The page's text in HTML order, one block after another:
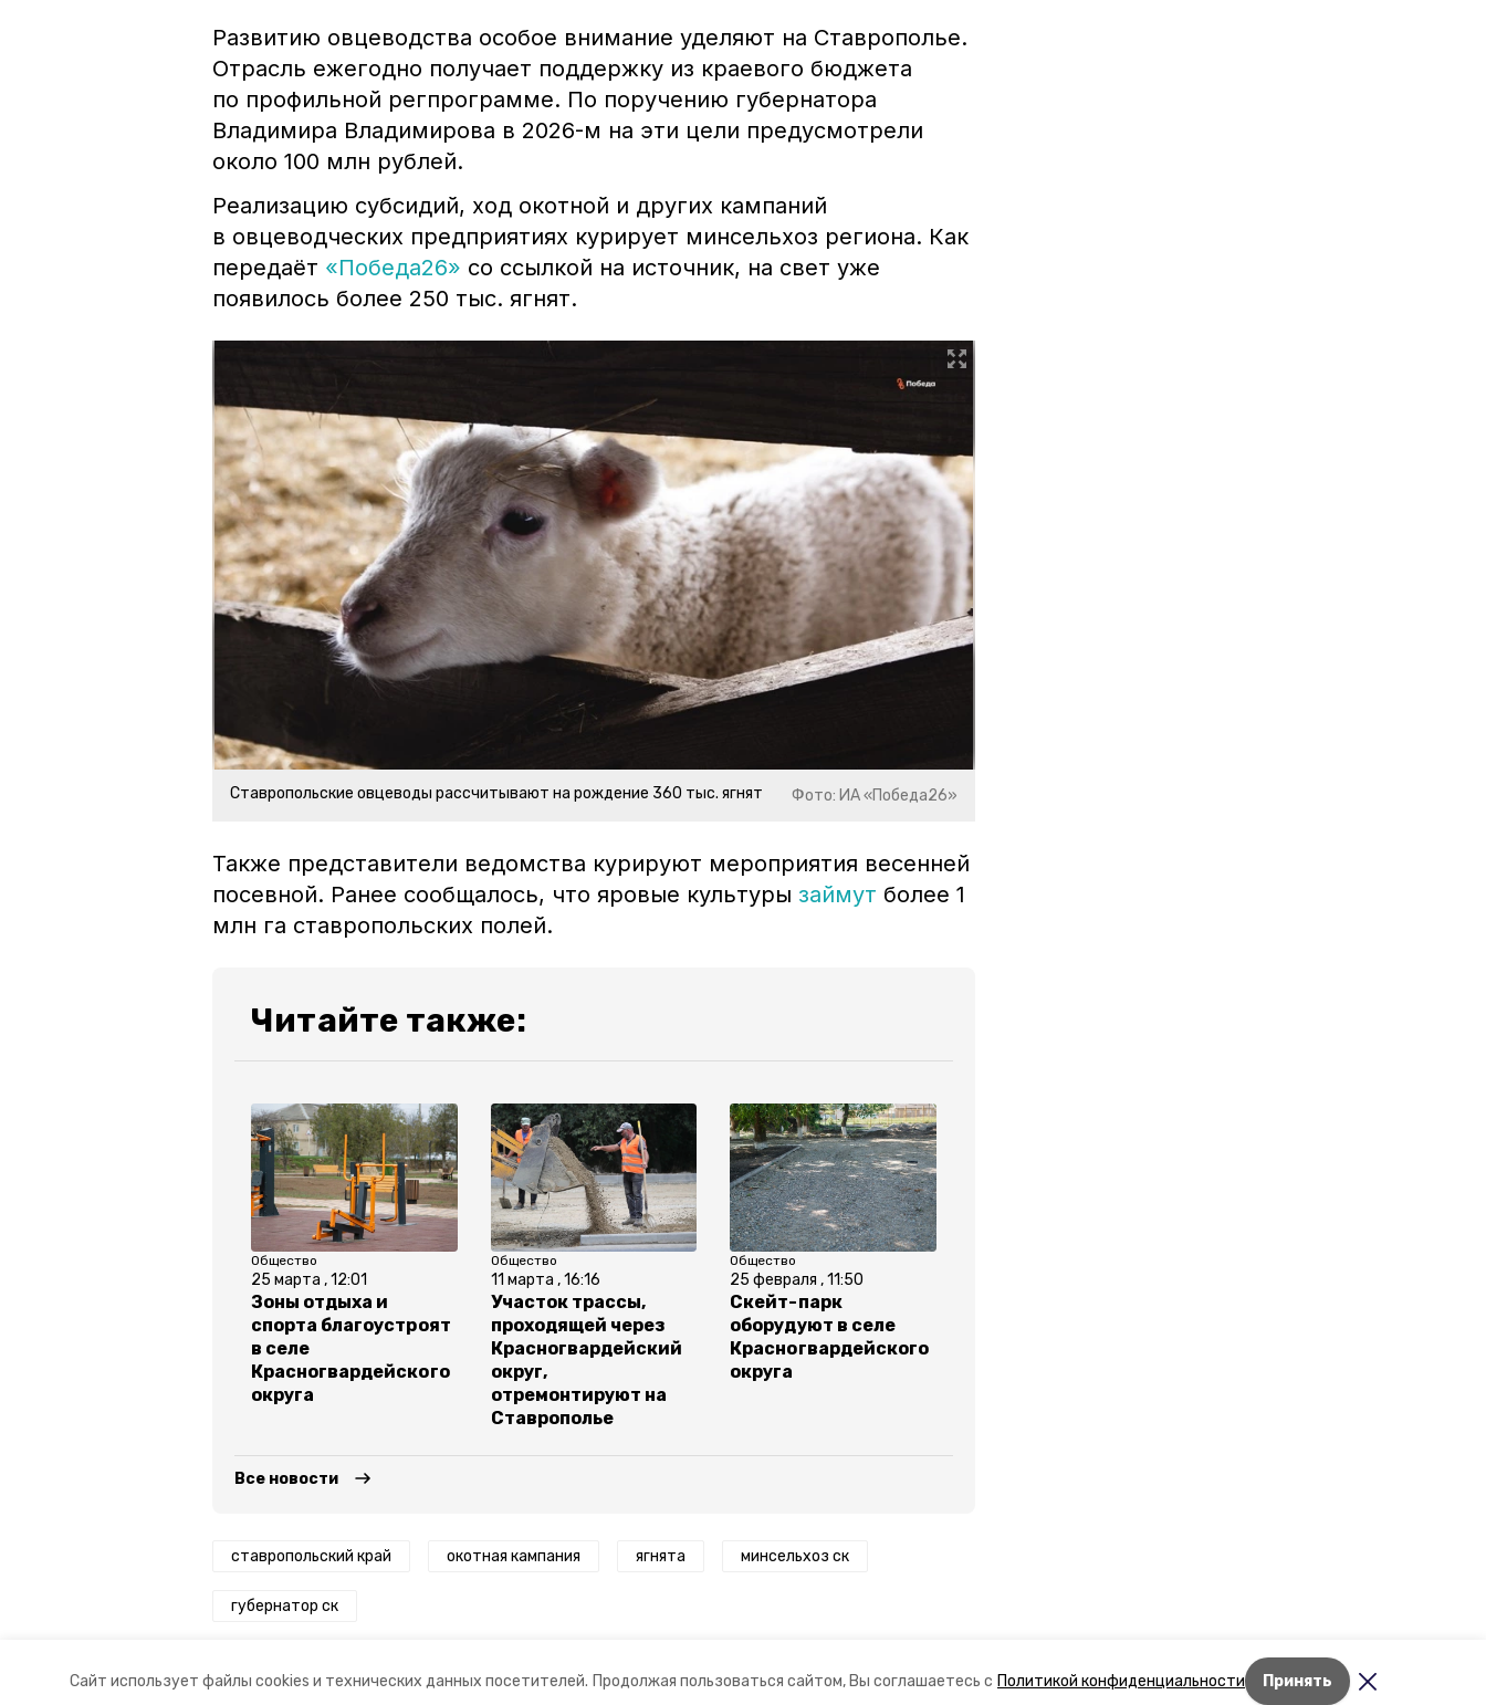
Сайт использует файлы cookies и технических данных посетителей. Продолжая пользоваться сайтом, Вы соглашаетесь с Политикой конфиденциальности Принять
Лента новостей
Развитию овцеводства особое внимание уделяют на Ставрополье.
Отрасль ежегодно получает поддержку из краевого бюджета
по профильной регпрограмме. По поручению губернатора
Владимира Владимирова в 2026-м на эти цели предусмотрели
около 100 млн рублей.
Реализацию субсидий, ход окотной и других кампаний
в овцеводческих предприятиях курирует минсельхоз региона. Как
передаёт «Победа26» со ссылкой на источник, на свет уже
появилось более 250 тыс. ягнят.
Ставропольские овцеводы рассчитывают на рождение 360 тыс. ягнят Фото: ИА «Победа26»
Также представители ведомства курируют мероприятия весенней
посевной. Ранее сообщалось, что яровые культуры займут более 1
млн га ставропольских полей.
Читайте также:
Общество
25 марта , 12:01
Зоны отдыха и
спорта благоустроят
в селе
Красногвардейского
округа
Общество
11 марта , 16:16
Участок трассы,
проходящей через
Красногвардейский
округ,
отремонтируют на
Ставрополье
Общество
25 февраля , 11:50
Скейт-парк
оборудуют в селе
Красногвардейского
округа
Все новости
ставропольский край окотная кампания ягнята минсельхоз ск
губернатор ск